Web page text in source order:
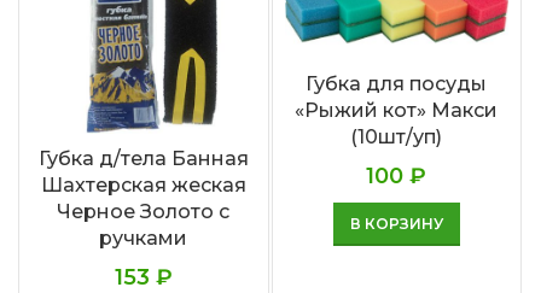
Губка д/тела Банная
Шахтерская жеская
Черное Золото с
ручками
153 ₽
Губка для посуды
«Рыжий кот» Макси
(10шт/уп)
100₽
В КОРЗИНУ